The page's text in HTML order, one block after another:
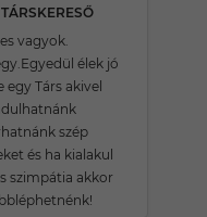
vagyok.
élek jó
egy Társ akivel
szép
és ha kialakul
szimpátia akkor